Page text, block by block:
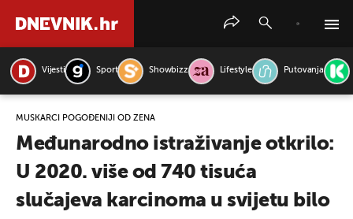
Vijesti Sport Showbizz Lifestyle Putovanja
MUŠKARCI POGOĐENIJI OD ŽENA
Međunarodno istraživanje otkrilo:
U 2020. više od 740 tisuća
slučajeva karcinoma u svijetu bilo
PRETRAŽITE VIJESTI